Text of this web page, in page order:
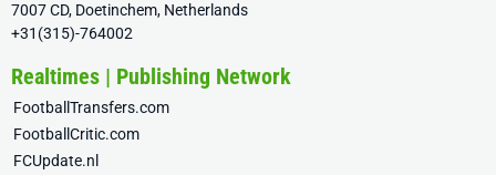
7007 CD, Doetinchem, Netherlands
+31(315)-764002
Realtimes | Publishing Network
FootballTransfers.com
FootballCritic.com
FCUpdate.nl